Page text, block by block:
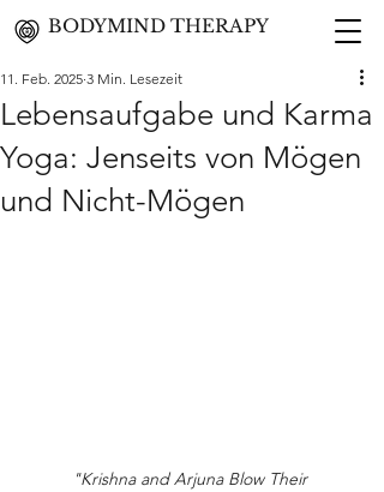
BODYMIND THERAPY
Lebensaufgabe und Karma
Yoga: Jenseits von Mögen
und Nicht-Mögen
11. Feb. 2025 3 Min. Lesezeit
"Krishna and Arjuna Blow Their